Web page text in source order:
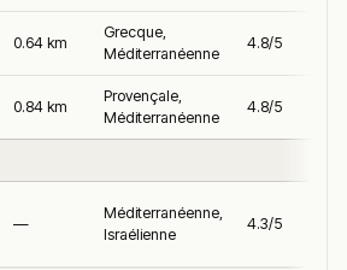
0.64 km
Grecque,
Méditerranéenne
4.8/5
0.84 km
Provençale,
Méditerranéenne
4.8/5
—
Méditerranéenne,
Israélienne
4.3/5